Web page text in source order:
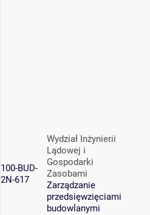
100-BUD-
2N-617
Wydział Inżynierii
Lądowej i
Gospodarki
Zasobami
Zarządzanie
przedsięwzięciami
budowlanymi